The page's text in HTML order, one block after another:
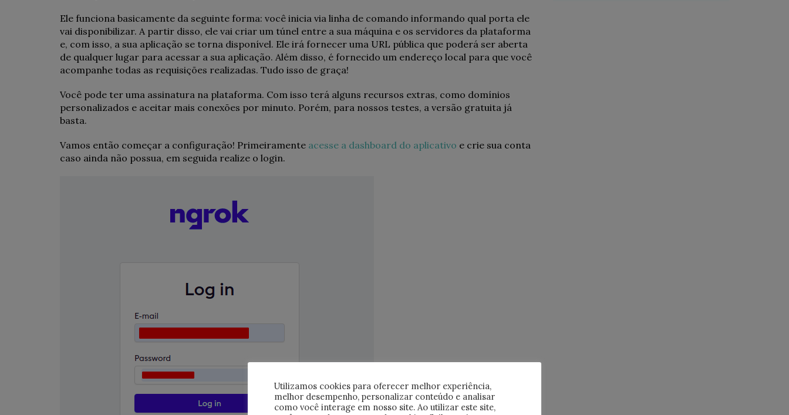
Ele funciona basicamente da seguinte forma: você inicia via linha de comando informando qual porta ele
vai disponibilizar. A partir disso, ele vai criar um túnel entre a sua máquina e os servidores da plataforma
e, com isso, a sua aplicação se torna disponível. Ele irá fornecer uma URL pública que poderá ser aberta
de qualquer lugar para acessar a sua aplicação. Além disso, é fornecido um endereço local para que você
acompanhe todas as requisições realizadas. Tudo isso de graça!
Você pode ter uma assinatura na plataforma. Com isso terá alguns recursos extras, como domínios
personalizados e aceitar mais conexões por minuto. Porém, para nossos testes, a versão gratuita já
basta.
Vamos então começar a configuração! Primeiramente acesse a dashboard do aplicativo e crie sua conta
caso ainda não possua, em seguida realize o login.
Utilizamos cookies para oferecer melhor experiência,
melhor desempenho, personalizar conteúdo e analisar
como você interage em nosso site. Ao utilizar este site,